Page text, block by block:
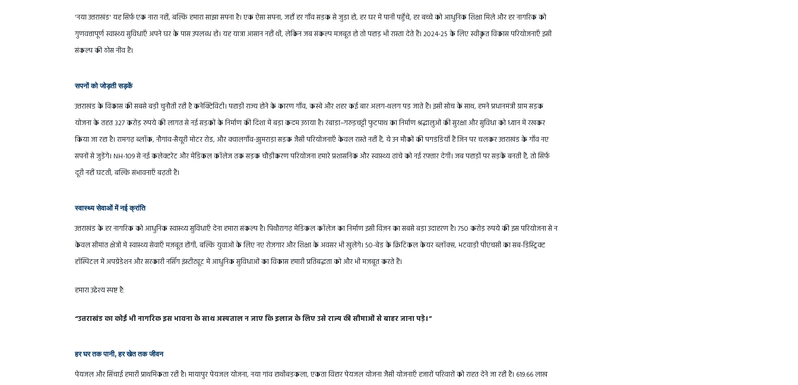
'नया उत्तराखंड' यह सिर्फ़ एक नारा नहीं, बल्कि हमारा साझा सपना है। एक ऐसा सपना, जहाँ हर गाँव सड़क से जुड़ा हो, हर घर में पानी पहुँचे, हर बच्चे को आधुनिक शिक्षा मिले और हर नागरिक को
गुणवत्तापूर्ण स्वास्थ्य सुविधाएँ अपने घर के पास उपलब्ध हों। यह यात्रा आसान नहीं थी, लेकिन जब संकल्प मजबूत हो तो पहाड़ भी रास्ता देते हैं। 2024-25 के लिए स्वीकृत विकास परियोजनाएँ इसी
संकल्प की ठोस नींव हैं।
सपनों को जोड़ती सड़कें
उत्तराखंड के विकास की सबसे बड़ी चुनौती रही है कनेक्टिविटी। पहाड़ी राज्य होने के कारण गाँव, कस्बे और शहर कई बार अलग-थलग पड़ जाते हैं। इसी सोच के साथ, हमने प्रधानमंत्री ग्राम सड़क
योजना के तहत 327 करोड़ रुपये की लागत से नई सड़कों के निर्माण की दिशा में बड़ा कदम उठाया है। रंबाडा–गरुड़चट्टी फुटपाथ का निर्माण श्रद्धालुओं की सुरक्षा और सुविधा को ध्यान में रखकर
किया जा रहा है। रामगढ़ ब्लॉक, नौगांव-सैयूरी मोटर रोड, और क्वालगाँव-झुमराड़ा सड़क जैसी परियोजनाएँ केवल रास्ते नहीं हैं, ये उन मौकों की पगडंडियाँ हैं जिन पर चलकर उत्तराखंड के गाँव नए
सपनों से जुड़ेंगे। NH-109 से नई कलेक्टरेट और मेडिकल कॉलेज तक सड़क चौड़ीकरण परियोजना हमारे प्रशासनिक और स्वास्थ्य ढांचे को नई रफ़्तार देगी। जब पहाड़ों पर सड़कें बनती हैं, तो सिर्फ़
दूरी नहीं घटती, बल्कि संभावनाएँ बढ़ती हैं।
स्वास्थ्य सेवाओं में नई क्रांति
उत्तराखंड के हर नागरिक को आधुनिक स्वास्थ्य सुविधाएँ देना हमारा संकल्प है। पिथौरागढ़ मेडिकल कॉलेज का निर्माण इसी विज़न का सबसे बड़ा उदाहरण है। 750 करोड़ रुपये की इस परियोजना से न
केवल सीमांत क्षेत्रों में स्वास्थ्य सेवाएँ मज़बूत होंगी, बल्कि युवाओं के लिए नए रोज़गार और शिक्षा के अवसर भी खुलेंगे। 50-बेड के क्रिटिकल केयर ब्लॉक्स, भटवाड़ी पीएचसी का सब-डिस्ट्रिक्ट
हॉस्पिटल में अपग्रेडेशन और सरकारी नर्सिंग इंस्टीट्यूट में आधुनिक सुविधाओं का विकास हमारी प्रतिबद्धता को और भी मज़बूत करते हैं।
हमारा उद्देश्य स्पष्ट है:
“उत्तराखंड का कोई भी नागरिक इस भावना के साथ अस्पताल न जाए कि इलाज के लिए उसे राज्य की सीमाओं से बाहर जाना पड़े।”
हर घर तक पानी, हर खेत तक जीवन
पेयजल और सिंचाई हमारी प्राथमिकता रही है। मायापुर पेयजल योजना, नया गांव हाथीबड़कला, एकता विहार पेयजल योजना जैसी योजनाएँ हजारों परिवारों को राहत देने जा रही हैं। 619.66 लाख